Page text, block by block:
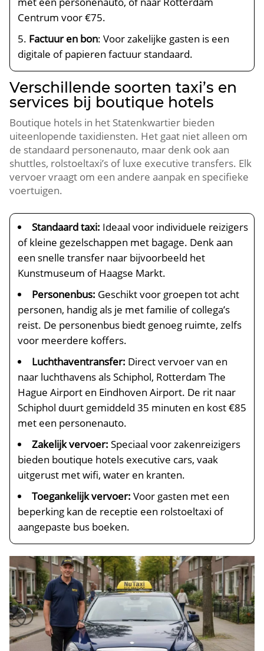
Centrum voor €75.
Factuur en bon: Voor zakelijke gasten is een
digitale of papieren factuur standaard.
Verschillende soorten taxi’s en
services bij boutique hotels
Boutique hotels in het Statenkwartier bieden
uiteenlopende taxidiensten. Het gaat niet alleen om
de standaard personenauto, maar denk ook aan
shuttles, rolstoeltaxi’s of luxe executive transfers. Elk
vervoer vraagt om een andere aanpak en specifieke
voertuigen.
Standaard taxi: Ideaal voor individuele reizigers
of kleine gezelschappen met bagage. Denk aan
een snelle transfer naar bijvoorbeeld het
Kunstmuseum of Haagse Markt.
Personenbus: Geschikt voor groepen tot acht
personen, handig als je met familie of collega’s
reist. De personenbus biedt genoeg ruimte, zelfs
voor meerdere koffers.
Luchthaventransfer: Direct vervoer van en
naar luchthavens als Schiphol, Rotterdam The
Hague Airport en Eindhoven Airport. De rit naar
Schiphol duurt gemiddeld 35 minuten en kost €85
met een personenauto.
Zakelijk vervoer: Speciaal voor zakenreizigers
bieden boutique hotels executive cars, vaak
uitgerust met wifi, water en kranten.
Toegankelijk vervoer: Voor gasten met een
beperking kan de receptie een rolstoeltaxi of
aangepaste bus boeken.